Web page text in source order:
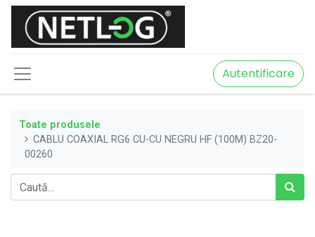
Autentificare
Toate produsele
CABLU COAXIAL RG6 CU-CU NEGRU HF (100M) BZ20-
00260